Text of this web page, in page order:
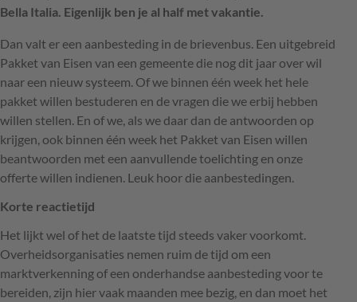
Bella Italia. Eigenlijk ben je al half met vakantie.
Dan valt er een aanbesteding in de brievenbus. Een uitgebreid
Pakket van Eisen van een gemeente die nog dit jaar over wil
naar een nieuw systeem. Of we binnen één week het hele
pakket willen bestuderen en de vragen die we erbij hebben
willen stellen. En of we, als we daar dan de antwoorden op
krijgen, ook binnen één week het Pakket van Eisen willen
beantwoorden met een aanvullende toelichting en onze
offerte willen indienen. Leuk hoor die aanbestedingen.
Korte reactietijd
Het lijkt wel of het de laatste tijd steeds vaker voorkomt.
Overheidsorganisaties nemen ruim de tijd om een
marktverkenning of een onderhandse aanbesteding voor te
bereiden, zijn hier vaak maanden mee bezig, en dan moet het